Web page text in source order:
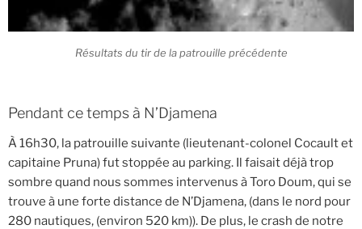
Résultats du tir de la patrouille précédente
Pendant ce temps à N’Djamena
À 16h30, la patrouille suivante (lieutenant-colonel Cocault et
capitaine Pruna) fut stoppée au parking. Il faisait déjà trop
sombre quand nous sommes intervenus à Toro Doum, qui se
trouve à une forte distance de N’Djamena, (dans le nord pour
280 nautiques, (environ 520 km)). De plus, le crash de notre